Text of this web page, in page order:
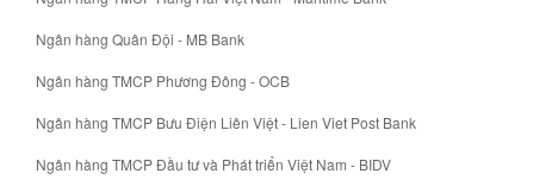
Ngân hàng Quân Đội - MB Bank
Ngân hàng TMCP Phương Đông - OCB
Ngân hàng TMCP Bưu Điện Liên Việt - Lien Viet Post Bank
Ngân hàng TMCP Đầu tư và Phát triển Việt Nam - BIDV